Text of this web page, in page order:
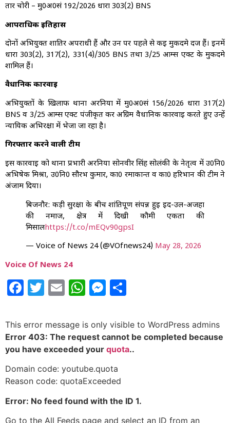
तार चोरी – मु0अ0सं 192/2026 धारा 303(2) BNS
आपराधिक इतिहास
दोनों अभियुक्त शातिर अपराधी हैं और उन पर पहले से कई मुकदमे दर्ज हैं। इनमें
धारा 303(2), 317(2), 331(4)/305 BNS तथा 3/25 आर्म्स एक्ट के मुकदमे
शामिल हैं।
वैधानिक कार्रवाई
अभियुक्तों के खिलाफ थाना अरनिया में मु0अ0सं 156/2026 धारा 317(2)
BNS व 3/25 आर्म्स एक्ट पंजीकृत कर अग्रिम वैधानिक कार्रवाई करते हुए उन्हें
न्यायिक अभिरक्षा में भेजा जा रहा है।
गिरफ्तार करने वाली टीम
इस कार्रवाई को थाना प्रभारी अरनिया सोनवीर सिंह सोलंकी के नेतृत्व में उ0नि0
अभिषेक मिश्रा, उ0नि0 सौरभ कुमार, का0 रमाकान्त व का0 हरिभान की टीम ने
अंजाम दिया।
बिजनौर: कड़ी सुरक्षा के बीच शांतिपूर्ण संपन्न हुई ईद-उल-अजहा
की नमाज, क्षेत्र में दिखी कौमी एकता की
मिसालhttps://t.co/mEQv90gpsI
— Voice of News 24 (@VOfnews24) May 28, 2026
Voice Of News 24
Facebook
Twitter
EmailWhatsApp
Messenger
This error message is only visible to WordPress admins
Error 403: The request cannot be completed because
you have exceeded your quota..
Domain code: youtube.quota
Reason code: quotaExceeded
Error: No feed found with the ID 1.
Go to the All Feeds page and select an ID from an